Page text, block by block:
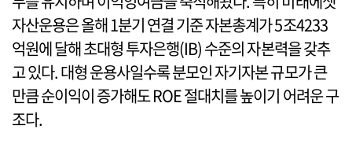
자산운용은 올해 1분기 연결 기준 자본총계가 5조4233
억원에 달해 초대형 투자은행(IB) 수준의 자본력을 갖추
고 있다. 대형 운용사일수록 분모인 자기자본 규모가 큰
만큼 순이익이 증가해도 ROE 절대치를 높이기 어려운 구
조다.